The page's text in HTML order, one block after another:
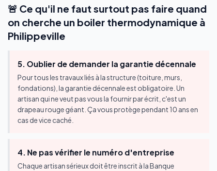
🚨 Ce qu'il ne faut surtout pas faire quand
on cherche un boiler thermodynamique à
Philippeville
5. Oublier de demander la garantie décennale
Pour tous les travaux liés à la structure (toiture, murs,
fondations), la garantie décennale est obligatoire. Un
artisan qui ne veut pas vous la fournir par écrit, c'est un
drapeau rouge géant. Ça vous protège pendant 10 ans en
cas de vice caché.
4. Ne pas vérifier le numéro d'entreprise
Chaque artisan sérieux doit être inscrit à la Banque